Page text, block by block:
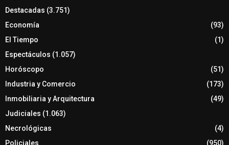
Destacadas (3.751)
Economía
(93)
El Tiempo
(1)
Espectáculos (1.057)
Horóscopo
(51)
Industria y Comercio
(173)
Inmobiliaria y Arquitectura
(49)
Judiciales (1.063)
Necrológicas
(4)
Policiales
(950)